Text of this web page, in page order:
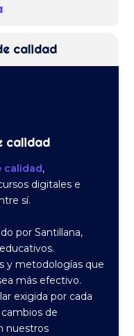
calidad
calidad
calidad,
digitales e
sí.
por Santillana,
y metodologías que
más efectivo.
exigida por cada
de
nuestros